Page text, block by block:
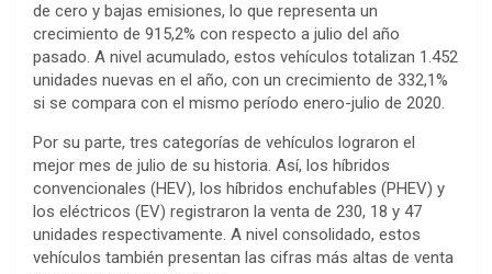
de cero y bajas emisiones, lo que representa un
crecimiento de 915,2% con respecto a julio del año
pasado. A nivel acumulado, estos vehículos totalizan 1.452
unidades nuevas en el año, con un crecimiento de 332,1%
si se compara con el mismo período enero-julio de 2020.
Por su parte, tres categorías de vehículos lograron el
mejor mes de julio de su historia. Así, los híbridos
convencionales (HEV), los híbridos enchufables (PHEV) y
los eléctricos (EV) registraron la venta de 230, 18 y 47
unidades respectivamente. A nivel consolidado, estos
vehículos también presentan las cifras más altas de venta